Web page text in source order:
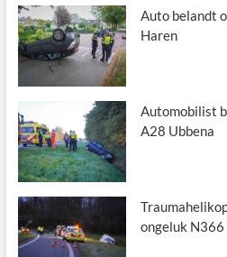
Auto belandt
Haren
Automobilist
A28 Ubbena
ongeluk N366